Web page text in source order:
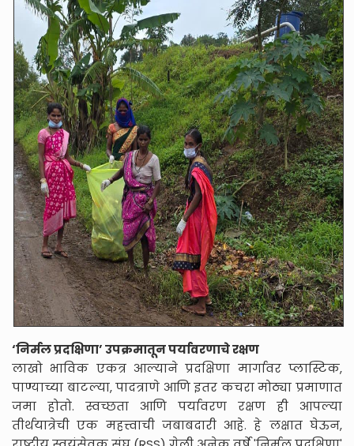
‘निर्मल प्रदक्षिणा’ उपक्रमातून पर्यावरणाचे रक्षण
लाखो भाविक एकत्र आल्याने प्रदक्षिणा मार्गावर प्लास्टिक,
पाण्याच्या बाटल्या, पादत्राणे आणि इतर कचरा मोठ्या प्रमाणात
जमा होतो. स्वच्छता आणि पर्यावरण रक्षण ही आपल्या
तीर्थयात्रेची एक महत्त्वाची जबाबदारी आहे. हे लक्षात घेऊन,